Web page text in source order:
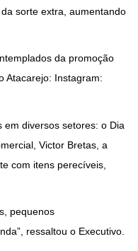
sorte extra, aumentando
da promoção
Atacarejo: Instagram:
diversos setores: o Dia
Victor Bretas, a
com itens perecíveis,
pequenos
ressaltou o Executivo.